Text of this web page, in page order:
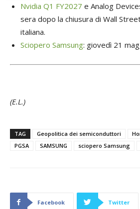
Nvidia Q1 FY2027 e Analog
sera dopo la chiusura di Wall
italiana.
Sciopero Samsung: giovedì 21
(E.L.)
TAG Geopolitica dei semiconduttori
PGSA
SAMSUNG sciopero Samsung
Facebook Twitter